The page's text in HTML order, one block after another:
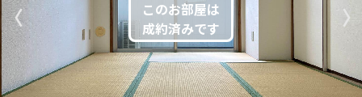
〈 〉